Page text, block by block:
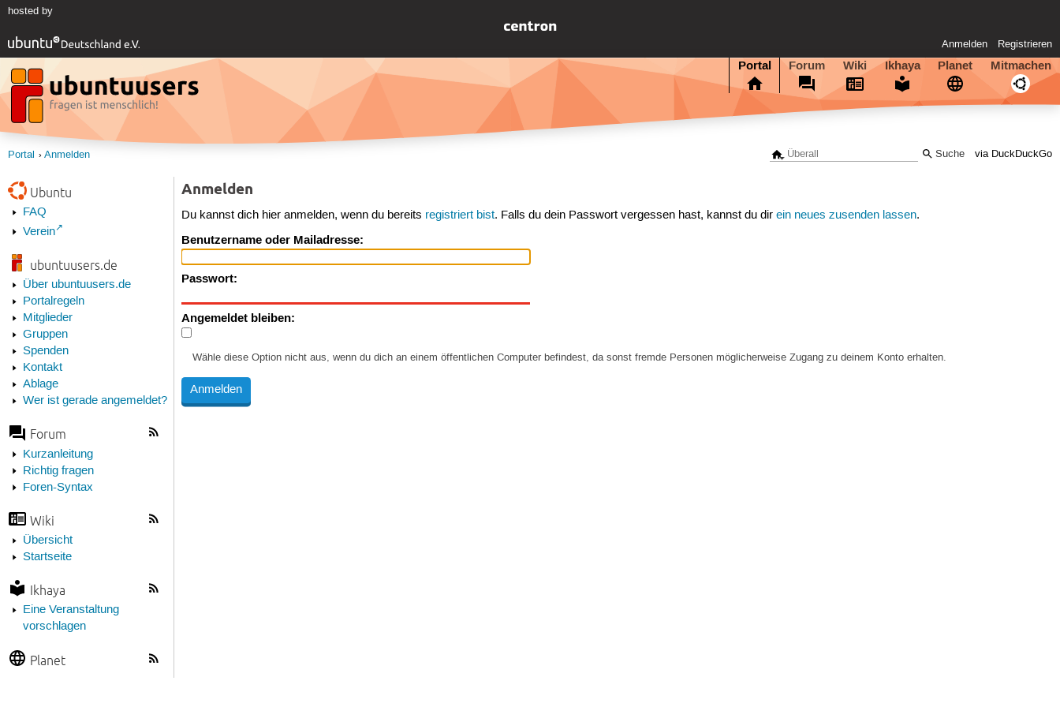
hosted by
Anmelden Registrieren
Portal Forum Wiki Ikhaya Planet Mitmachen
via DuckDuckGo
Portal Anmelden
Ubuntu
FAQ
Verein
ubuntuusers.de
Über ubuntuusers.de
Portalregeln
Mitglieder
Gruppen
Spenden
Kontakt
Ablage
Wer ist gerade angemeldet?
Forum
Kurzanleitung
Richtig fragen
Foren-Syntax
Wiki
Übersicht
Startseite
Ikhaya
Eine Veranstaltung
vorschlagen
Planet
Anmelden
Du kannst dich hier anmelden, wenn du bereits registriert bist. Falls du dein Passwort vergessen hast, kannst du direin neues zusenden lassen.
Benutzername oder Mailadresse:
Passwort:
Angemeldet bleiben:
Wähle diese Option nicht aus, wenn du dich an einem öffentlichen Computer befindest, da sonst fremde Personen möglicherweise Zugang zu deinem Konto erhalten.